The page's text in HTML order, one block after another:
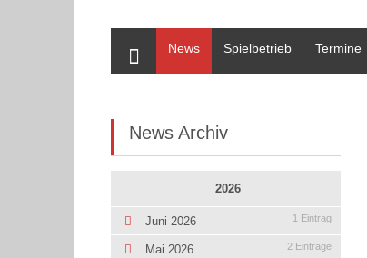
News
Spielbetrieb Termine
News Archiv
2026
Juni 2026 1 Eintrag
Mai 2026 2 Einträge